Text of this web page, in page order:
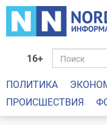
16+
ПОЛИТИКА
ПРОИСШЕСТВИЯ